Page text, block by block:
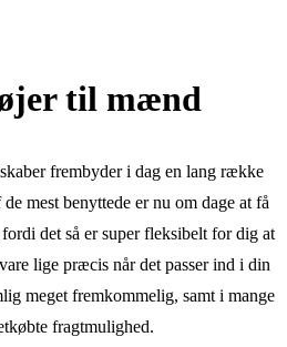
til mænd
frembyder i dag en lang række
mest benyttede er nu om dage at få
det så er super fleksibelt for dig at
lige præcis når det passer ind i din
meget fremkommelig, samt i mange
fragtmulighed.